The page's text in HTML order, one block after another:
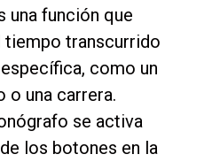
una función que
transcurrido
como un
o una carrera.
se activa
los botones en la